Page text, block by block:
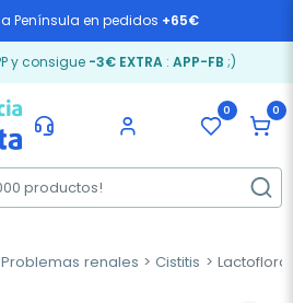
a Península en pedidos +65€
y consigue -3€ EXTRA: APP-FB ;)
0 0
Problemas renales Cistitis Lactoflora